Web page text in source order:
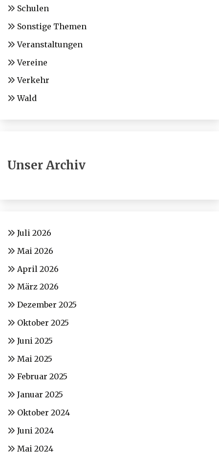
Schulen
Sonstige Themen
Veranstaltungen
Vereine
Verkehr
Wald
Unser Archiv
Juli 2026
Mai 2026
April 2026
März 2026
Dezember 2025
Oktober 2025
Juni 2025
Mai 2025
Februar 2025
Januar 2025
Oktober 2024
Juni 2024
Mai 2024